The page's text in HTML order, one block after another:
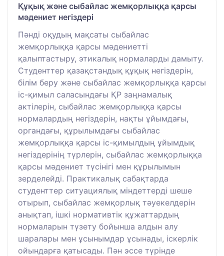
Құқық және сыбайлас жемқорлыққа қарсы
мәдениет негіздері
Пәнді оқудың мақсаты сыбайлас
жемқорлыққа қарсы мәдениетті
қалыптастыру, этикалық нормаларды дамыту.
Студенттер қазақстандық құқық негіздерін,
білім беру және сыбайлас жемқорлыққа қарсы
іс-қимыл саласындағы ҚР заңнамалық
актілерін, сыбайлас жемқорлыққа қарсы
нормалардың негіздерін, нақты ұйымдағы,
органдағы, құрылымдағы сыбайлас
жемқорлыққа қарсы іс-қимылдың ұйымдық
негіздерінің түрлерін, сыбайлас жемқорлыққа
қарсы мәдениет түсінігі мен құрылымын
зерделейді. Практикалық сабақтарда
студенттер ситуациялық міндеттерді шеше
отырып, сыбайлас жемқорлық тәуекелдерін
анықтап, ішкі нормативтік құжаттардың
нормаларын түзету бойынша алдын алу
шаралары мен ұсынымдар ұсынады, іскерлік
ойындарға қатысады. Пән эссе түрінде